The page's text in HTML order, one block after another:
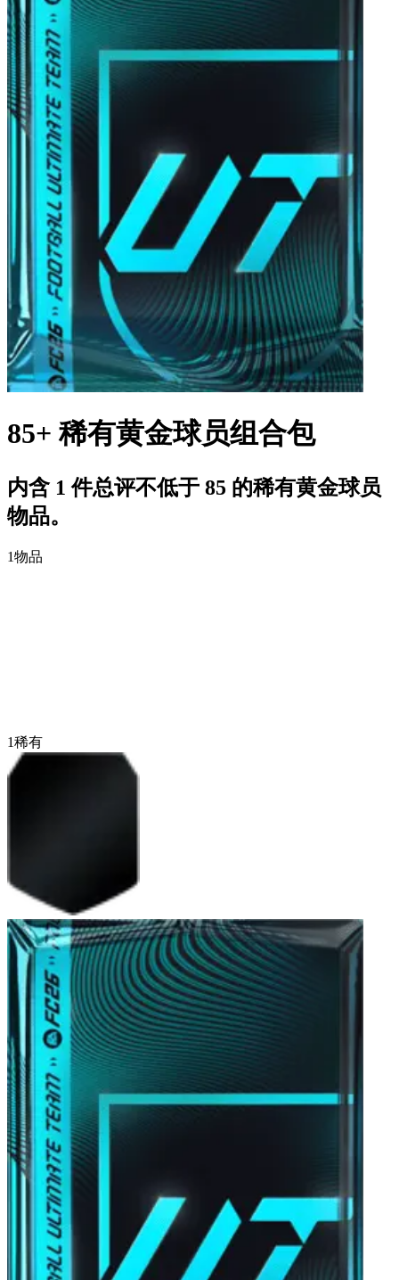
85+ 稀有黄金球员组合包
内含 1 件总评不低于 85 的稀有黄金球员
物品。
1物品
1稀有